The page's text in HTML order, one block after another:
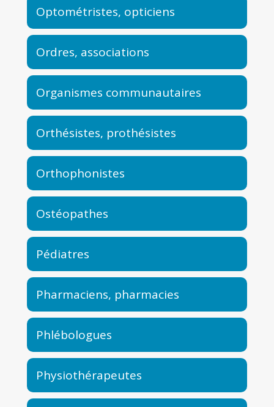
Optométristes, opticiens
Ordres, associations
Organismes communautaires
Orthésistes, prothésistes
Orthophonistes
Ostéopathes
Pédiatres
Pharmaciens, pharmacies
Phlébologues
Physiothérapeutes